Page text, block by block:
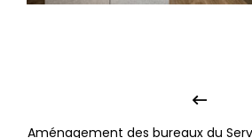
Aménagement des bureaux du